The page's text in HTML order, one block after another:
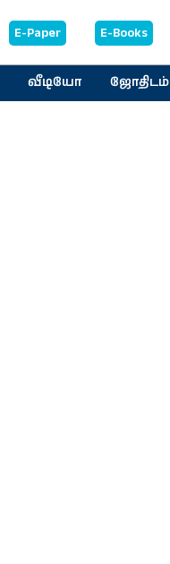
E-Paper E-Books
வீடியோ ஜோதிடம்